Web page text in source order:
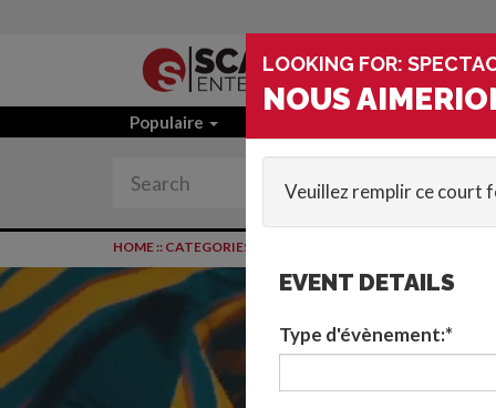
Populaire
HOME :: CATEGORIES
LOOKING FOR:
NOUS
Veuillez remplir ce court
EVENT DETAILS
Type d'évènement:*